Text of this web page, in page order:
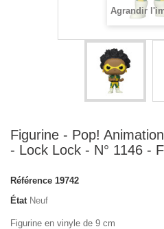
Agrandir
Figurine - Pop!
- Lock Lock - N° 1146 -
Référence 19742
État Neuf
Figurine en vinyle de 9 cm